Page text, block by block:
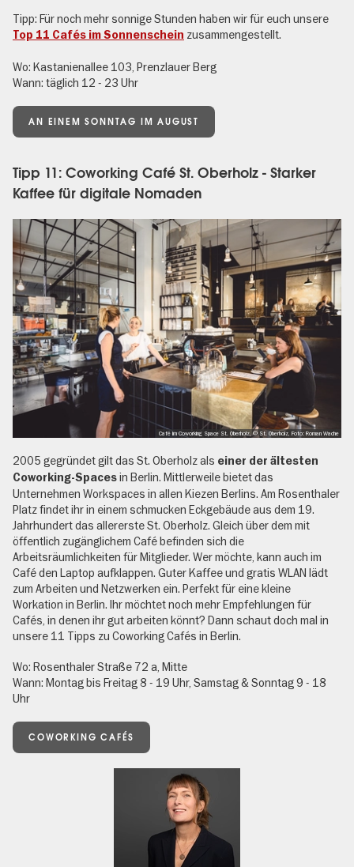
Tipp: Für noch mehr sonnige Stunden haben wir für euch unsere
Top 11 Cafés im Sonnenschein zusammengestellt.
Wo: Kastanienallee 103, Prenzlauer Berg
Wann: täglich 12 - 23 Uhr
AN EINEM SONNTAG IM AUGUST
Tipp 11: Coworking Café St. Oberholz - Starker
Kaffee für digitale Nomaden
Café im Coworking Space St. Oberholz, © St. Oberholz, Foto: Roman Wache
2005 gegründet gilt das St. Oberholz als einer der ältesten
Coworking-Spacesin Berlin. Mittlerweile bietet das
Unternehmen Workspaces in allen Kiezen Berlins. Am Rosenthaler
Platz findet ihr in einem schmucken Eckgebäude aus dem 19.
Jahrhundert das allererste St. Oberholz. Gleich über dem mit
öffentlich zugänglichem Café befinden sich die
Arbeitsräumlichkeiten für Mitglieder. Wer möchte, kann auch im
Café den Laptop aufklappen. Guter Kaffee und gratis WLAN lädt
zum Arbeiten und Netzwerken ein. Perfekt für eine kleine
Workation in Berlin. Ihr möchtet noch mehr Empfehlungen für
Cafés, in denen ihr gut arbeiten könnt? Dann schaut doch mal in
unsere 11 Tipps zu Coworking Cafés in Berlin.
Wo: Rosenthaler Straße 72 a, Mitte
Wann: Montag bis Freitag 8 - 19 Uhr, Samstag & Sonntag 9 - 18
Uhr
COWORKING CAFÉS